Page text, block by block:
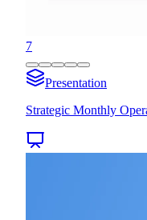
7
Presentation
Strategic Monthly